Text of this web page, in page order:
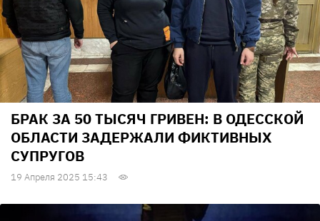
БРАК ЗА 50 ТЫСЯЧ ГРИВЕН: В ОДЕССКОЙ
ОБЛАСТИ ЗАДЕРЖАЛИ ФИКТИВНЫХ
СУПРУГОВ
19 Апреля 2025 15:43